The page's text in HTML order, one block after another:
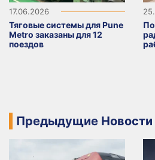
17.06.2026
Тяговые системы для Pune
Metro заказаны для 12
поездов
Предыдущие